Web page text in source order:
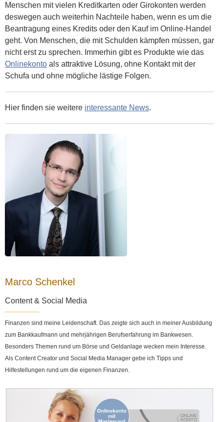
Menschen mit vielen Kreditkarten oder Girokonten werden
deswegen auch weiterhin Nachteile haben, wenn es um die
Beantragung eines Kredits oder den Kauf im Online-Handel
geht. Von Menschen, die mit Schulden kämpfen müssen, gar
nicht erst zu sprechen. Immerhin gibt es Produkte wie das
Onlinekonto als attraktive Lösung, ohne Kontakt mit der
Schufa und ohne mögliche lästige Folgen.
Hier finden sie weitere interessante News.
Marco Schenkel
Content & Social Media
Finanzen sind meine Leidenschaft. Das zeigte sich auch in meiner Ausbildung
zum Bankkaufmann und mehrjährigen Berufserfahrung im Bankwesen.
Besonders Themen rund um Börse und Geldanlage wecken mein Interesse.
Als Content Creator und Social Media Manager gebe ich Tipps und
Hilfestellungen rund um die eigenen Finanzen.